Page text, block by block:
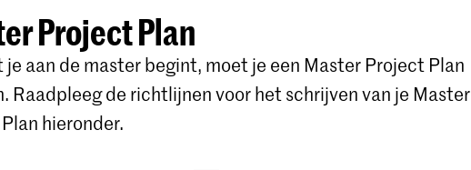
Project Plan
je aan de master begint, moet je een Master Project Plan
Raadpleeg de richtlijnen voor het schrijven van je Master
hieronder.